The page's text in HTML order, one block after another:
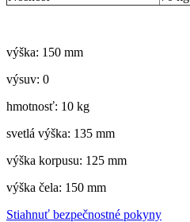
výška: 150 mm
výsuv: 0
hmotnosť: 10 kg
svetlá výška: 135 mm
výška korpusu: 125 mm
výška čela: 150 mm
Stiahnuť bezpečnostné pokyny